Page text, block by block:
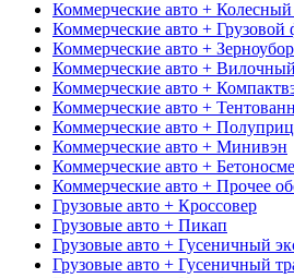
Коммерческие авто + Колесный
Коммерческие авто + Грузовой
Коммерческие авто +
Коммерческие авто +
Коммерческие авто +
Коммерческие авто +
Коммерческие авто +
Коммерческие авто + Минивэн
Коммерческие авто +
Коммерческие авто + Прочее
Грузовые авто + Кроссовер
Грузовые авто + Пикап
Грузовые авто + Гусеничный
Грузовые авто + Гусеничный